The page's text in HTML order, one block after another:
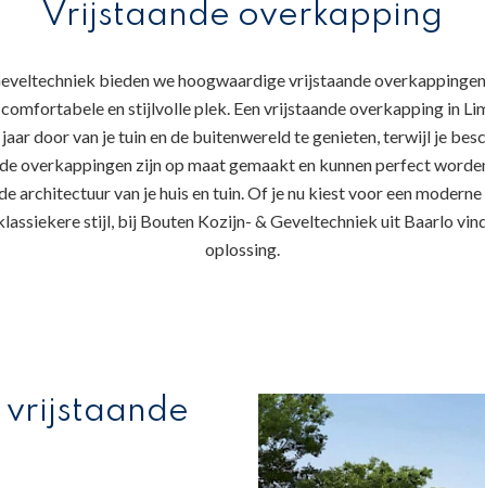
Vrijstaande overkapping
bieden we hoogwaardige vrijstaande
en stijlvolle plek. Een vrijstaande overkapping in
door van je tuin en de buitenwereld te genieten, terwijl je
overkappingen zijn op maat gemaakt en kunnen perfect
architectuur van je huis en tuin. Of je nu kiest voor een
stijl, bij Bouten Kozijn- & Geveltechniek uit Baarlo
oplossing.